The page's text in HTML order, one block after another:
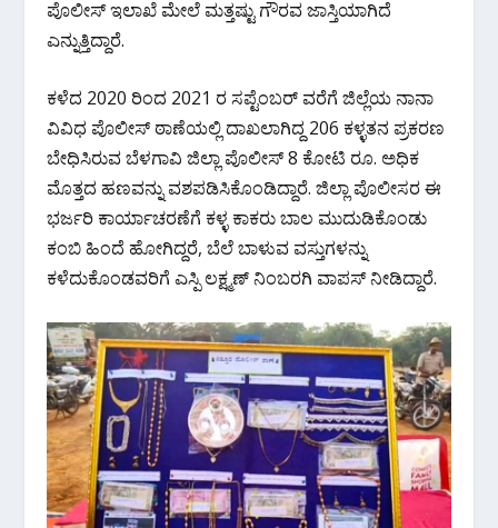
ಪೊಲೀಸ್ ಇಲಾಖೆ ಮೇಲೆ ಮತ್ತಷ್ಟು ಗೌರವ ಜಾಸ್ತಿಯಾಗಿದೆ
ಎನ್ನುತ್ತಿದ್ದಾರೆ.
ಕಳೆದ 2020 ರಿಂದ 2021 ರ ಸಪ್ಟೆಂಬರ್ ವರೆಗೆ ಜಿಲ್ಲೆಯ ನಾನಾ
ವಿವಿಧ ಪೊಲೀಸ್ ಠಾಣೆಯಲ್ಲಿ ದಾಖಲಾಗಿದ್ದ 206 ಕಳ್ಳತನ ಪ್ರಕರಣ
ಬೇಧಿಸಿರುವ ಬೆಳಗಾವಿ ಜಿಲ್ಲಾ ಪೊಲೀಸ್ 8 ಕೋಟಿ ರೂ. ಅಧಿಕ
ಮೊತ್ತದ ಹಣವನ್ನು ವಶಪಡಿಸಿಕೊಂಡಿದ್ದಾರೆ. ಜಿಲ್ಲಾ ಪೊಲೀಸರ ಈ
ಭರ್ಜರಿ ಕಾರ್ಯಾಚರಣೆಗೆ ಕಳ್ಳ ಕಾಕರು ಬಾಲ ಮುದುಡಿಕೊಂಡು
ಕಂಬಿ ಹಿಂದೆ ಹೋಗಿದ್ದರೆ, ಬೆಲೆ ಬಾಳುವ ವಸ್ತುಗಳನ್ನು
ಕಳೆದುಕೊಂಡವರಿಗೆ ಎಸ್ಪಿ ಲಕ್ಷ್ಮಣ್ ನಿಂಬರಗಿ ವಾಪಸ್ ನೀಡಿದ್ದಾರೆ.